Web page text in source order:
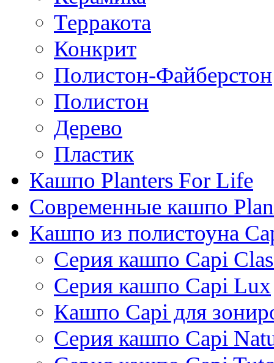
Терракота
Конкрит
Полистон-Файберстон
Полистон
Дерево
Пластик
Кашпо Planters For Life
Современные кашпо
Кашпо из полистоуна
Серия кашпо Capi
Серия кашпо Capi Lux
Кашпо Capi для
Серия кашпо Capi